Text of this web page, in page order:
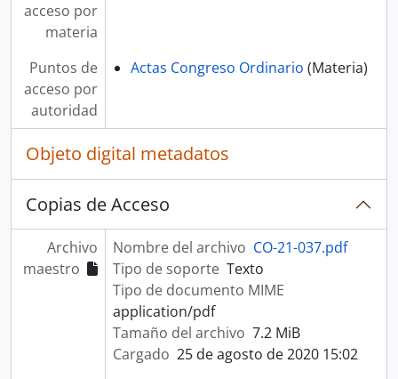
acceso por
materia
Puntos de
acceso por
autoridad
Actas Congreso Ordinario (Materia)
Objeto digital metadatos
Copias de Acceso
Archivo
maestro
Nombre del archivo CO-21-037.pdf
Tipo de soporte Texto
Tipo de documento MIME
application/pdf
Tamaño del archivo 7.2 MiB
Cargado 25 de agosto de 2020 15:02